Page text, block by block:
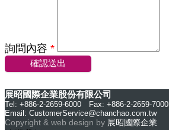
詢問內容 *
確認送出
展昭國際企業股份有限公司
Tel: +886-2-2659-6000 Fax: +886-2-2659-7000
Email: CustomerService@chanchao.com.tw
Copyright & web design by 展昭國際企業